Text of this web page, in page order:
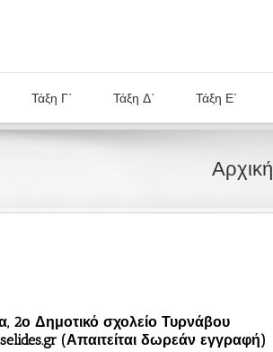
Τάξη Γ΄ Τάξη Δ΄ Τάξη Ε΄
Αρχική
2ο Δημοτικό σχολείο Τυρνάβου
(Απαιτείται δωρεάν εγγραφή)